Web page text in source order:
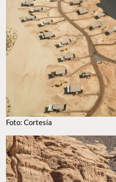
Foto: Cortesía